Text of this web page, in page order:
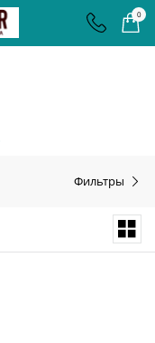
0
Фильтры